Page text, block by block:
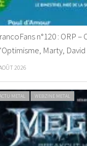
n°120 : ORP –
Marty,
2026
METAL WEBZINE METAL